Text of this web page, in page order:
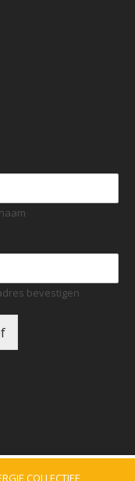
bevestigen
COLLECTIEF